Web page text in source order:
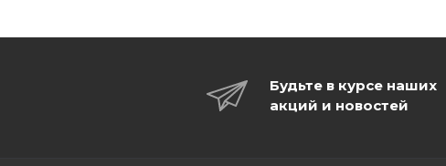
Будьте в курсе наших
акций и новостей